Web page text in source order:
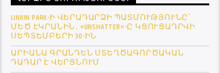
LINKIN PARK-Ի ՎԵՐԱԴԱՐՁԻ ՊԱՏՄՈՒԹՅՈՒՆԸ՝
ՄԵԾ ԷԿՐԱՆԻՆ․ «UNSHATTER»-Ը ԿՑՈՒՑԱԴՐՎԻ
ՍԵՊՏԵՄԲԵՐԻ 30-ԻՆ
ԱՐԻԱՆԱ ԳՐԱՆԴԵՆ ՍՏԵՂԾԱԳՈՐԾԱԿԱՆ
ԴԱԴԱՐ Է ՎԵՐՑՆՈՒՄ